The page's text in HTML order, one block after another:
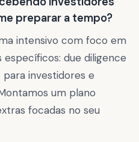
preparar a tempo?
intensivo com foco em
due diligence
investidores e
um plano
focadas no seu